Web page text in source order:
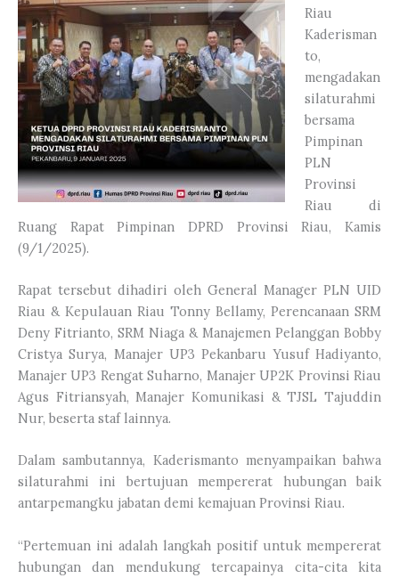
Riau
Kaderisman
to,
mengadakan
silaturahmi
bersama
Pimpinan
PLN
Provinsi
Riau di
Ruang Rapat Pimpinan DPRD Provinsi Riau, Kamis
(9/1/2025).
Rapat tersebut dihadiri oleh General Manager PLN UID
Riau & Kepulauan Riau Tonny Bellamy, Perencanaan SRM
Deny Fitrianto, SRM Niaga & Manajemen Pelanggan Bobby
Cristya Surya, Manajer UP3 Pekanbaru Yusuf Hadiyanto,
Manajer UP3 Rengat Suharno, Manajer UP2K Provinsi Riau
Agus Fitriansyah, Manajer Komunikasi & TJSL Tajuddin
Nur, beserta staf lainnya.
Dalam sambutannya, Kaderismanto menyampaikan bahwa
silaturahmi ini bertujuan mempererat hubungan baik
antarpemangku jabatan demi kemajuan Provinsi Riau.
“Pertemuan ini adalah langkah positif untuk mempererat
hubungan dan mendukung tercapainya cita-cita kita